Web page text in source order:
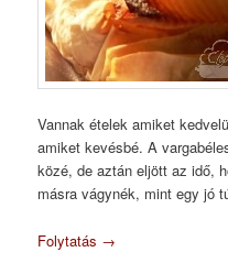
Vannak ételek amiket
amiket kevésbé. A
közé, de aztán eljött az idő,
másra vágynék, mint egy jó
Folytatás →